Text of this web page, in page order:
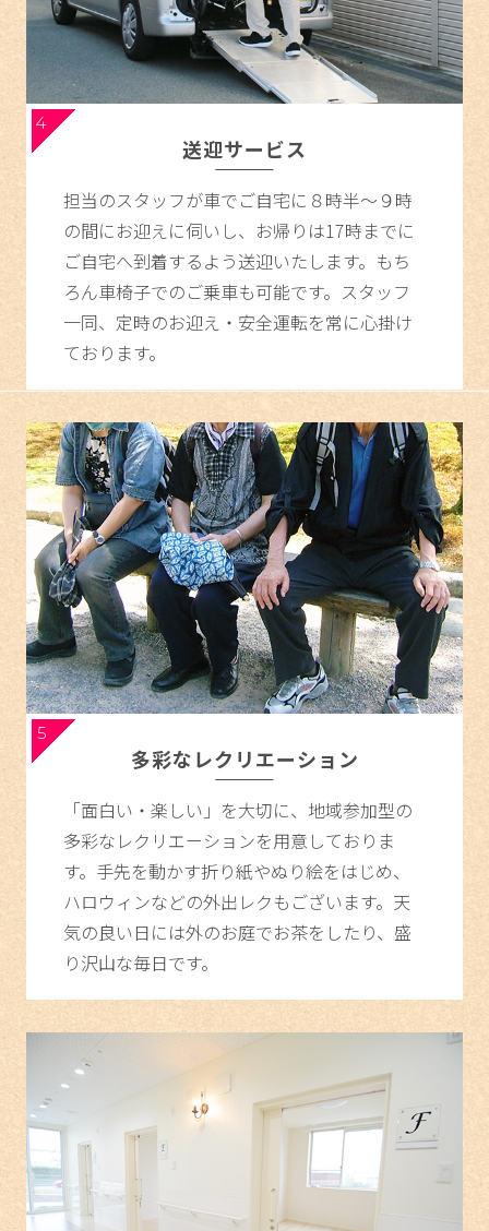
4
送迎サービス
担当のスタッフが車でご自宅に８時半～９時
の間にお迎えに伺いし、お帰りは17時までに
ご自宅へ到着するよう送迎いたします。もち
ろん車椅子でのご乗車も可能です。スタッフ
一同、定時のお迎え・安全運転を常に心掛け
ております。
5
多彩なレクリエーション
「面白い・楽しい」を大切に、地域参加型の
多彩なレクリエーションを用意しておりま
す。手先を動かす折り紙やぬり絵をはじめ、
ハロウィンなどの外出レクもございます。天
気の良い日には外のお庭でお茶をしたり、盛
り沢山な毎日です。